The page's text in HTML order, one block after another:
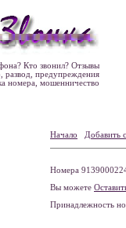
Кто звонил? Отзывы
развод, предупреждения
номера, мошенничество
Начало
Добавить
Номера
Вы можете
Принадлежность